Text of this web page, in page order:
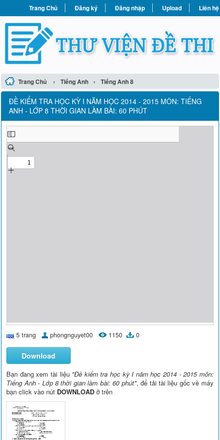
Trang Chủ Đăng ký Đăng nhập Upload Liên hệ
Trang Chủ › Tiếng Anh › Tiếng Anh 8
ĐỀ KIỂM TRA HỌC KỲ I NĂM HỌC 2014 - 2015 MÔN: TIẾNG
ANH - LỚP 8 THỜI GIAN LÀM BÀI: 60 PHÚT
5 trang phongnguyet00 1150 0
Download
Bạn đang xem tài liệu "Đề kiểm tra học kỳ I năm học 2014 - 2015 môn:
Tiếng Anh - Lớp 8 thời gian làm bài: 60 phút", để tải tài liệu gốc về máy
bạn click vào nút DOWNLOAD ở trên